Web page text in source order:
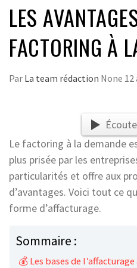
LES
FACTORING À
Par La team rédaction None 12
Le factoring à la demande
plus prisée par les
particularités et offre aux
d’avantages. Voici tout ce
forme d’affacturage.
Sommaire :
💰 Les bases de